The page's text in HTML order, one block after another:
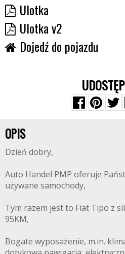
Ulotka
Ulotka v2
Dojedź do pojazdu
OPIS
Dzień dobry,
Auto Handel PMP oferuje
używane samochody,
Tym razem jest to Fiat Tipo z
95KM,
Bogate wyposażenie, m.in.